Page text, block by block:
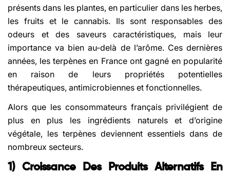
présents dans les plantes, en particulier dans les herbes,
les fruits et le cannabis. Ils sont responsables des
odeurs et des saveurs caractéristiques, mais leur
importance va bien au-delà de l’arôme. Ces dernières
années, les terpènes en France ont gagné en popularité
en raison de leurs propriétés potentielles
thérapeutiques, antimicrobiennes et fonctionnelles.
Alors que les consommateurs français privilégient de
plus en plus les ingrédients naturels et d’origine
végétale, les terpènes deviennent essentiels dans de
nombreux secteurs.
1) Croissance Des Produits Alternatifs En